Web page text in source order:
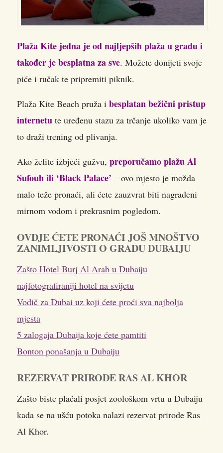
Plaža Kite jedna je od najljepših plaža u gradu i
također je besplatna za sve. Možete donijeti svoje
piće i ručak te pripremiti piknik.
Plaža Kite Beach pruža i besplatan bežični pristup
internetu te uređenu stazu za trčanje ukoliko vam je
to draži trening od plivanja.
Ako želite izbjeći gužvu, preporučamo plažu Al
Sufouh ili ‘Black Palace’ – ovo mjesto je možda
malo teže pronaći, ali ćete zauzvrat biti nagrađeni
mirnom vodom i prekrasnim pogledom.
OVDJE ĆETE PRONAĆI JOŠ MNOŠTVO
ZANIMLJIVOSTI O GRADU DUBAIJU
Zašto Hotel Burj Al Arab u Dubaiju
najfotografiraniji hotel na svijetu
Vodič za Dubai uz koji ćete proći sva najbolja
mjesta
5 zalogaja Dubaija koje ćete pamtiti
Bonton ponašanja u Dubaiju
REZERVAT PRIRODE RAS AL KHOR
Zašto biste plaćali posjet zoološkom vrtu u Dubaiju
kada se na ušću potoka nalazi rezervat prirode Ras
Al Khor.